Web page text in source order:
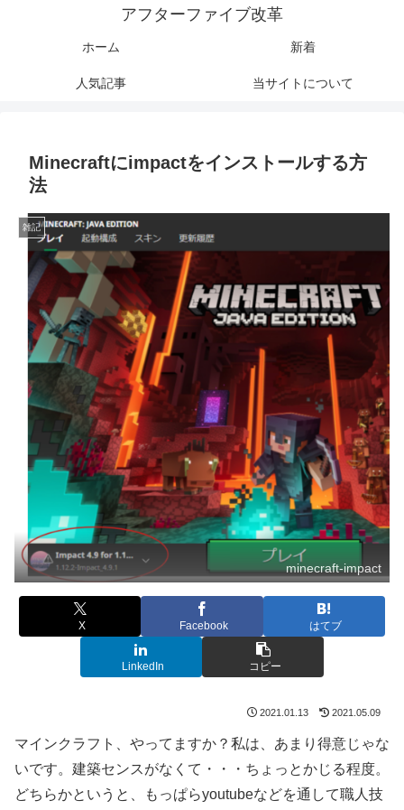
アフターファイブ改革
ホーム 新着
人気記事 当サイトについて
Minecraftにimpactをインストールする方
法
雑記
minecraft-impact
X Facebook はてブ
LinkedIn コピー
2021.01.13 2021.05.09
マインクラフト、やってますか？私は、あまり得意じゃな
いです。建築センスがなくて・・・ちょっとかじる程度。
どちらかというと、もっぱらyoutubeなどを通して職人技